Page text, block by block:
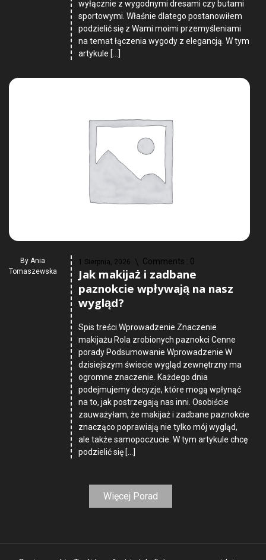
wyłącznie z wygodnymi dresami czy butami
sportowymi. Właśnie dlatego postanowiłem
podzielić się z Wami moimi przemyśleniami
na temat łączenia wygody z elegancją. W tym
artykule […]
By Ania
Tomaszewska
1 Sierpnia, 2026 Comments : 0
Jak makijaż i zadbane
paznokcie wpływają na nasz
wygląd?
Spis treści Wprowadzenie Znaczenie
makijażu Rola zrobionych paznokci Cenne
porady Podsumowanie Wprowadzenie W
dzisiejszym świecie wygląd zewnętrzny ma
ogromne znaczenie. Każdego dnia
podejmujemy decyzje, które mogą wpłynąć
na to, jak postrzegają nas inni. Osobiście
zauważyłam, że makijaż i zadbane paznokcie
znacząco poprawiają nie tylko mój wygląd,
ale także samopoczucie. W tym artykule chcę
podzielić się […]
Więcej Porad